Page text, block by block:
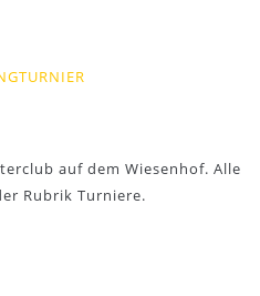
auf dem Wiesenhof. Alle
Rubrik Turniere.